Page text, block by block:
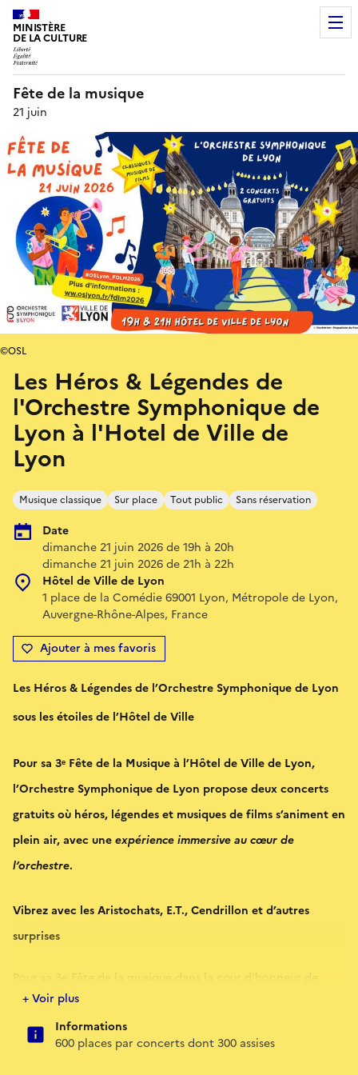
MINISTÈRE
DE LA CULTURE
Fête de la musique
21 juin
Les Héros & Légendes de
l'Orchestre Symphonique de
Lyon à l'Hotel de Ville de
Lyon
Musique classique Sur place Tout public Sans réservation
Date
dimanche 21 juin 2026 de 19h à 20h
dimanche 21 juin 2026 de 21h à 22h
Hôtel de Ville de Lyon
1 place de la Comédie 69001 Lyon, Métropole de Lyon,
Auvergne-Rhône-Alpes, France
Ajouter à mes favoris
©OSL
Les Héros & Légendes de l’Orchestre Symphonique de Lyon
sous les étoiles de l’Hôtel de Ville
Pour sa 3ᵉ Fête de la Musique à l’Hôtel de Ville de Lyon,
l’Orchestre Symphonique de Lyon proposedeux concerts
gratuitsoù héros, légendes et musiques de films s’animent en
plein air, avec uneexpérience immersive au cœur de
l’orchestre.
Vibrez avec lesAristochats, E.T., Cendrillon et d’autres
surprises
Pour sa 3e Fête de la musique dans la cour d’honneur de
l’Hôtel de Ville, l’Orchestre Symphonique de Lyon vous
Légendesde sa saison prennent vie en plein air.
+ Voir plus
Informations
600 places par concerts dont 300 assises